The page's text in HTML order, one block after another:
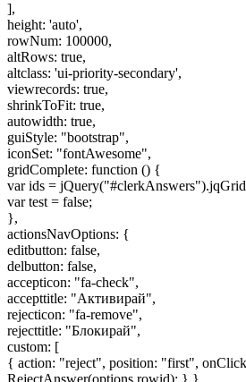
],
height: 'auto',
rowNum: 100000,
altRows: true,
altclass: 'ui-priority-secondary',
viewrecords: true,
shrinkToFit: true,
autowidth: true,
guiStyle: "bootstrap",
iconSet: "fontAwesome",
gridComplete: function () {
var ids =
var test = false;
},
actionsNavOptions: {
editbutton: false,
delbutton: false,
accepticon: "fa-check",
accepttitle: "Активирай",
rejecticon: "fa-remove",
rejecttitle: "Блокирай",
custom: [
{ action: "reject", position: "first",